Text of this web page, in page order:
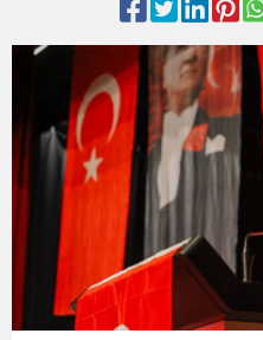
BÜYÜKŞEHİR’DEN
14:28 Büyükşehir’den sahada
14:24 BAŞKAN VEKİLİ ŞAHİN
GELECEĞİNİ
PLANLIYORUZ”
14:21 BÜYÜKŞEHİR’DEN
MOBİL ARAÇ
1:41 GERCÜŞ’TE ANLAMLI